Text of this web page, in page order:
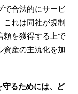
で合法的にサービ
これは同社が規制
頼を獲得する上で
資産の主流化を加
守るためには、ど